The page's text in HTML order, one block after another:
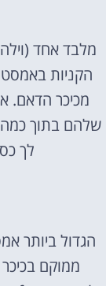
מלבד אחד
הקניות
מכיכר הדאם.
שלהם בתוך כמה
לך
הגדול ביותר